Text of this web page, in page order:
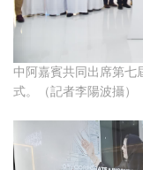
中阿嘉賓共同出席第七
式。（記者李陽波攝）